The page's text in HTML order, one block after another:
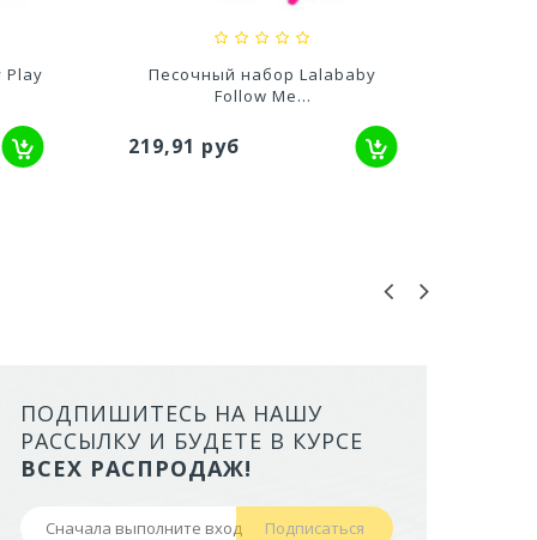
Play
Песочный набор Lalababy
Follow Me...
219,91 руб
ЛОТОК ALTA ДЛЯ КОШЕК
БОРТАМИ И СЕТКОЙ НА
НОЖКАХ)
ПОДПИШИТЕСЬ НА НАШУ
РАССЫЛКУ И БУДЕТЕ В КУРСЕ
ВСЕХ РАСПРОДАЖ!
Подписаться